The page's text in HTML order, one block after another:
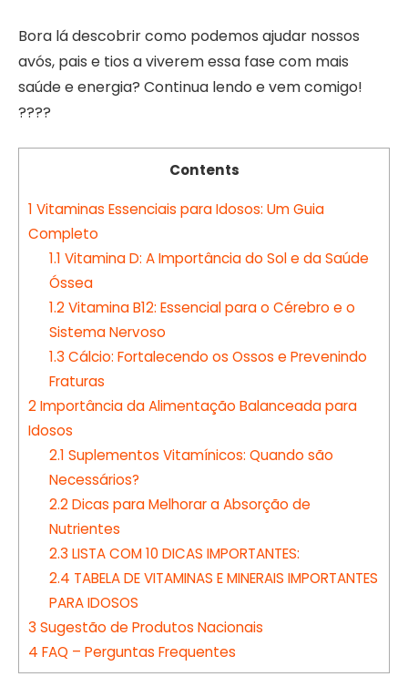
Bora lá descobrir como podemos ajudar nossos
avós, pais e tios a viverem essa fase com mais
saúde e energia? Continua lendo e vem comigo!
????
Contents
1 Vitaminas Essenciais para Idosos: Um Guia
Completo
1.1 Vitamina D: A Importância do Sol e da Saúde
Óssea
1.2Vitamina B12: Essencial para o Cérebro e o
Sistema Nervoso
1.3 Cálcio: Fortalecendo os Ossos e Prevenindo
Fraturas
2Importância da Alimentação Balanceada para
Idosos
2.1 Suplementos Vitamínicos: Quando são
Necessários?
2.2Dicas para Melhorar a Absorção de
Nutrientes
2.3 LISTA COM 10 DICAS IMPORTANTES:
2.4 TABELA DE VITAMINAS E MINERAIS IMPORTANTES
PARA IDOSOS
3 Sugestão de Produtos Nacionais
4 FAQ – Perguntas Frequentes